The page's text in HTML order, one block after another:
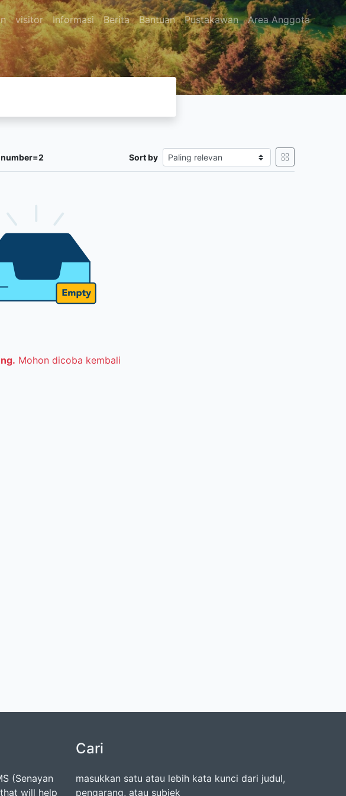
visitor Informasi Berita Bantuan Pustakawan Area Anggota
Sort by
Mohon dicoba kembali
(Senayan
will help
Cari
masukkan satu atau lebih kata kunci dari judul,
pengarang, atau subjek